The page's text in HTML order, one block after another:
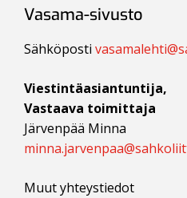
Vasama-sivusto
Sähköposti
Viestintäasiantuntija,
Vastaava toimittaja
Järvenpää Minna
Muut yhteystiedot